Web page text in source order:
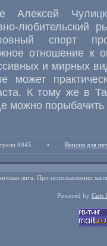
Алексей
любительский
спорт
отношение к
и мирных
может
К тому же в
можно
8045 • Версия для
лига. При использовании
Powered by Cute